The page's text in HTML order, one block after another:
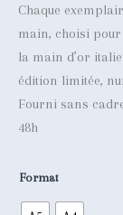
e
p
r
i
x
Chaque
main, choisi
la main d’or
édition limitée,
Fourni sans
48h
Format